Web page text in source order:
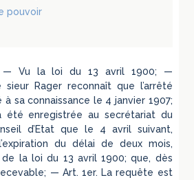
pouvoir
— Vu la loi du 13 avril 1900; —
Rager reconnaît que l’arrêté
sa connaissance le 4 janvier 1907;
été enregistrée au secrétariat du
d’Etat que le 4 avril suivant,
du délai de deux mois,
de la loi du 13 avril 1900; que, dès
— Art. 1er. La requête est